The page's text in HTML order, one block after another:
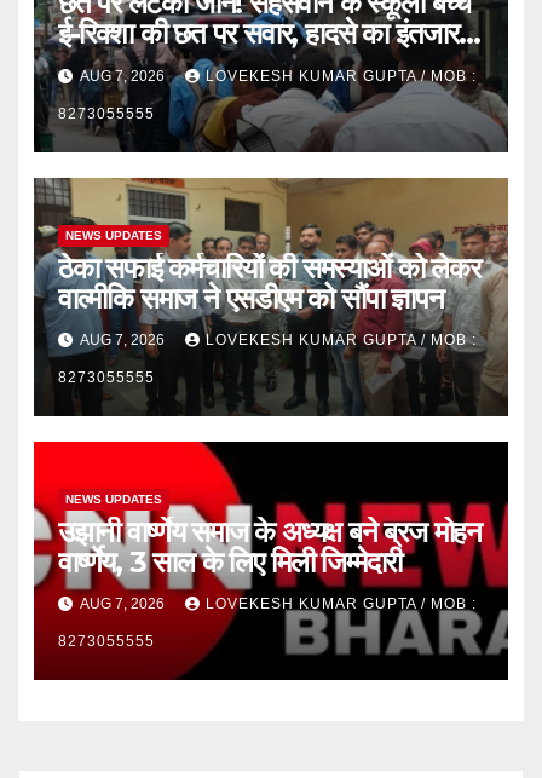
ई-रिक्शा की छत पर सवार, हादसे का इंतजार
कर रहा प्रशासन”
AUG 7, 2026 LOVEKESH KUMAR GUPTA / MOB :
8273055555
NEWS UPDATES
ठेका सफाई कर्मचारियों की समस्याओं को लेकर
वाल्मीकि समाज ने एसडीएम को सौंपा ज्ञापन
AUG 7, 2026 LOVEKESH KUMAR GUPTA / MOB :
8273055555
NEWS UPDATES
उझानी वार्ष्णेय समाज के अध्यक्ष बने ब्रज मोहन
वार्ष्णेय, 3 साल के लिए मिली जिम्मेदारी
AUG 7, 2026 LOVEKESH KUMAR GUPTA / MOB :
8273055555